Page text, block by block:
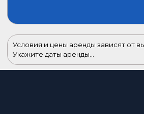
Условия и цены аренды зависят от
Укажите даты аренды...